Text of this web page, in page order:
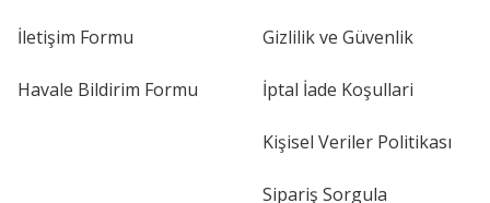
İletişim Formu
Havale Bildirim Formu
Gizlilik ve Güvenlik
İptal İade Koşullari
Kişisel Veriler Politikası
Sipariş Sorgula